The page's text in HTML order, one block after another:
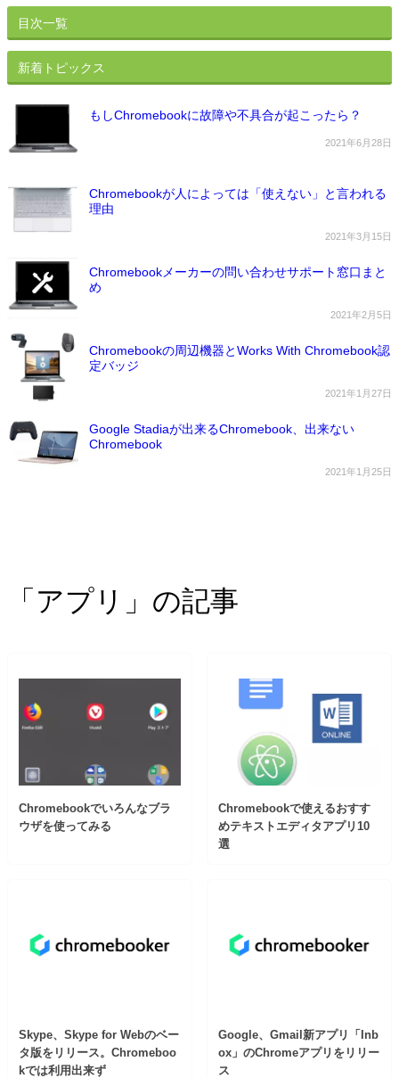
目次一覧
新着トピックス
もしChromebookに故障や不具合が起こったら？
2021年6月28日
Chromebookが人によっては「使えない」と言われる
理由
2021年3月15日
Chromebookメーカーの問い合わせサポート窓口まと
め
2021年2月5日
Chromebookの周辺機器とWorks With Chromebook認
定バッジ
2021年1月27日
Google Stadiaが出来るChromebook、出来ない
Chromebook
2021年1月25日
「アプリ」の記事
Chromebookでいろんなブラ
ウザを使ってみる
Chromebookで使えるおすす
めテキストエディタアプリ10
選
Skype、Skype for Webのベー
タ版をリリース。Chromeboo
kでは利用出来ず
Google、Gmail新アプリ「Inb
ox」のChromeアプリをリリー
ス